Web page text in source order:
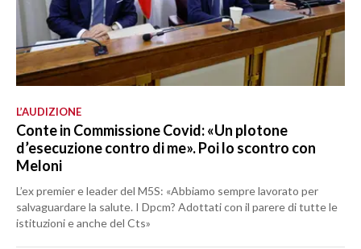
L’AUDIZIONE
Conte in Commissione Covid: «Un plotone
d’esecuzione contro di me». Poi lo scontro con
Meloni
L’ex premier e leader del M5S: «Abbiamo sempre lavorato per
salvaguardare la salute. I Dpcm? Adottati con il parere di tutte le
istituzioni e anche del Cts»